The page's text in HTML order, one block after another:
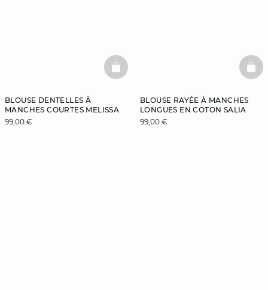
BLOUSE DENTELLES À
MANCHES COURTES MELISSA
99,00 €
BASKETFULL
BLOUSE RAYÉE À MANCHES
LONGUES EN COTON SALIA
99,00 €